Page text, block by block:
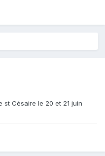
st Césaire le 20 et 21 juin